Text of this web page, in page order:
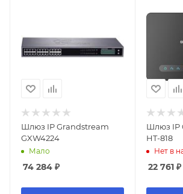
Шлюз IP Grandstream
GXW4224
Мало
74 284 ₽
Шлюз IP
HT-818
Нет в
22 761₽